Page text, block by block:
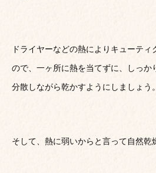
ドライヤーなどの熱によりキューテ
ので、一ヶ所に熱を当てずに、しっか
分散しながら乾かすようにしましょう。
そして、熱に弱いからと言って自然乾